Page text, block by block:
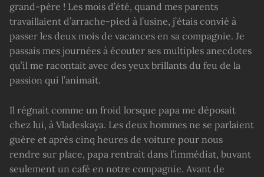
grand-père ! Les mois d’été, quand mes parents
travaillaient d’arrache-pied à l’usine, j’étais convié à
passer les deux mois de vacances en sa compagnie. Je
passais mes journées à écouter ses multiples anecdotes
qu’il me racontait avec des yeux brillants du feu de la
passion qui l’animait.
Il régnait comme un froid lorsque papa me déposait
chez lui, à Vladeskaya. Les deux hommes ne se parlaient
guère et après cinq heures de voiture pour nous
rendre sur place, papa rentrait dans l’immédiat, buvant
seulement un café en notre compagnie. Avant de